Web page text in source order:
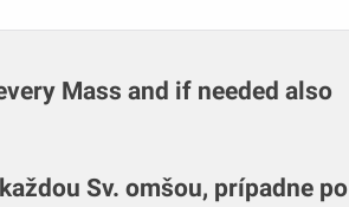
Mass and if needed also
Sv. omšou, prípadne po